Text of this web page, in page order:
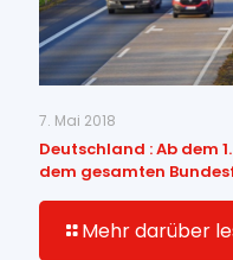
7. Mai 2018
Deutschland : Ab dem
dem gesamten
Mehr darüber